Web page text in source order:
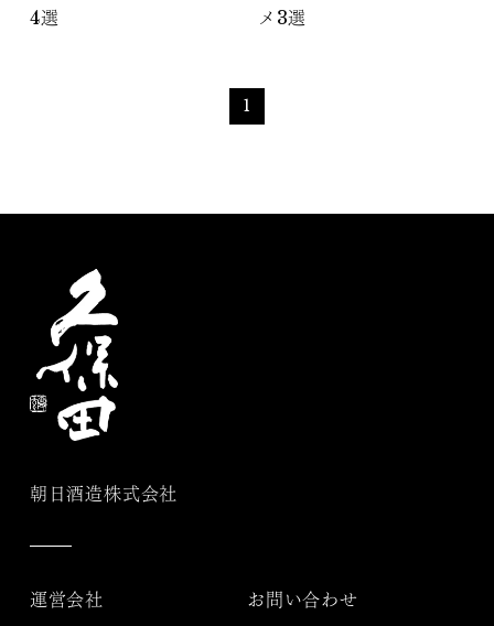
4選
メ3選
1
朝日酒造株式会社
運営会社 お問い合わせ